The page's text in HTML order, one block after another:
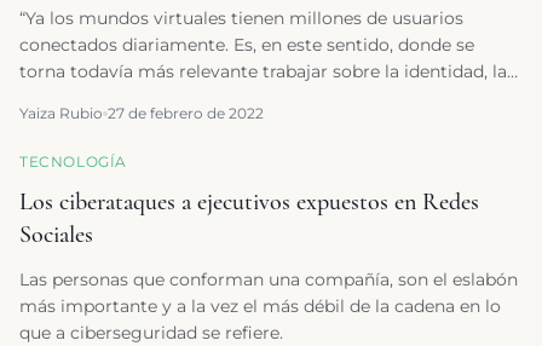
“Ya los mundos virtuales tienen millones de usuarios
conectados diariamente. Es, en este sentido, donde se
torna todavía más relevante trabajar sobre la identidad, la
Yaiza Rubio 27 de febrero de 2022
TECNOLOGÍA
Los ciberataques a ejecutivos expuestos en Redes
Sociales
Las personas que conforman una compañía, son el eslabón
más importante y a la vez el más débil de la cadena en lo
que a ciberseguridad se refiere.